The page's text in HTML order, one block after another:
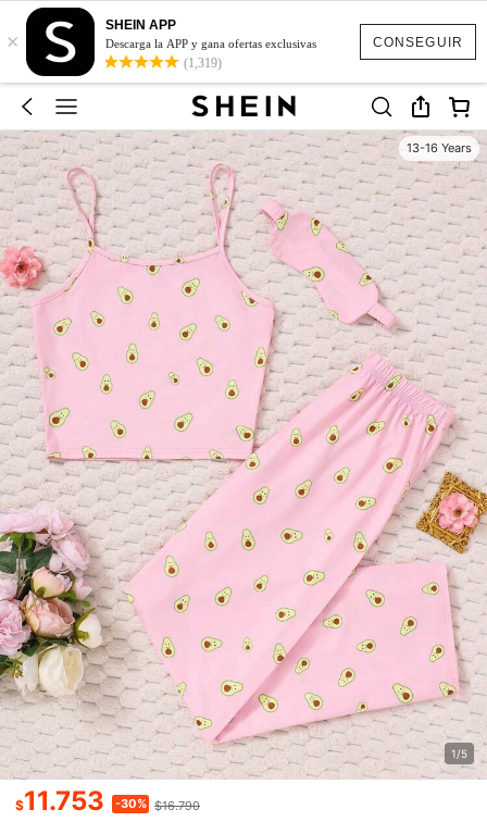
CONSEGUIR
×
SHEIN APP
Descarga la APP y gana ofertas exclusivas
(1,319)
13-16 Years
1/5
$11.753 -30% $16.790